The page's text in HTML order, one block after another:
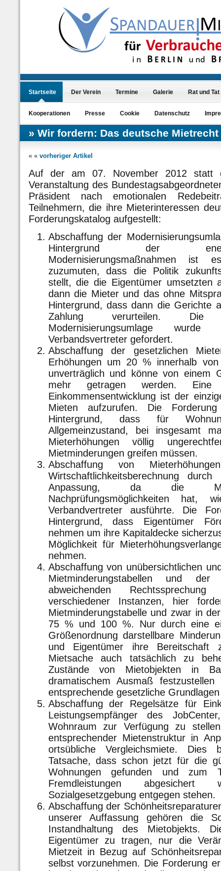
Startseite Der Verein Termine Galerie Rat und Tat
Kooperationen Presse Cookie Datenschutz
Wir fordern: Das deutsche
« « vorheriger Artikel
Auf der am 07. November 2012 statt
Veranstaltung des
Präsident nach emotionalen
Teilnehmern, die ihre Mieterinteressen
Forderungskatalog aufgestellt:
Abschaffung der
Hintergrund der
Modernisierungsmaßnahmen
zuzumuten, dass die Politik
stellt, die die Eigentümer umsetzten
dann die Mieter und das ohne
Hintergrund, dass dann die Gerichte
Zahlung verurteilen. Die
Modernisierungsumlage
Verbandsvertreter gefordert.
Abschaffung der gesetzlichen
Erhöhungen um 20 % innerhalb
unverträglich und könne von einem
mehr getragen werden.
Einkommensentwicklung ist der
Mieten aufzurufen. Die
Hintergrund, dass für
Allgemeinzustand, bei insgesamt
Mieterhöhungen völlig
Mietminderungen greifen müssen.
Abschaffung von
Wirtschaftlichkeitsberechnung durch
Anpassung, da die
Nachprüfungsmöglichkeiten
Verbandvertreter ausführte. Die
Hintergrund, dass Eigentümer
nehmen um ihre Kapitaldecke
Möglichkeit für
nehmen.
Abschaffung von unübersichtlichen
Mietminderungstabellen und der
abweichenden
verschiedener Instanzen, hier
Mietminderungstabelle und zwar in
75 % und 100 %. Nur durch eine
Größenordnung darstellbare
und Eigentümer ihre Bereitschaft
Mietsache auch tatsächlich zu
Zustände von Mietobjekten in
dramatischem Ausmaß
entsprechende gesetzliche
Abschaffung der Regelsätze für
Leistungsempfänger des
Wohnraum zur Verfügung zu
entsprechender Mietenstruktur in
ortsübliche Vergleichsmiete.
Tatsache, dass schon jetzt für die
Wohnungen gefunden und zum
Fremdleistungen
Sozialgesetzgebung entgegen stehen.
Abschaffung der
unserer Auffassung gehören die
Instandhaltung des Mietobjekts.
Eigentümer zu tragen, nur die
Mietzeit in Bezug auf
selbst vorzunehmen. Die Forderung